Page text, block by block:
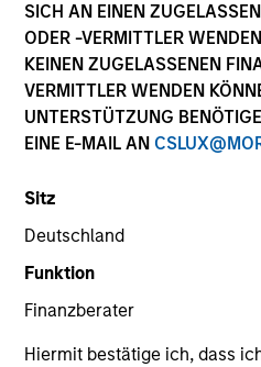
SICH AN EINEN
ODER -VERMITTLER
KEINEN ZUGELASSENEN
VERMITTLER WENDEN
UNTERSTÜTZUNG
EINE E-MAIL AN
Sitz
Deutschland
Funktion
Finanzberater
Hiermit bestätige ich, dass